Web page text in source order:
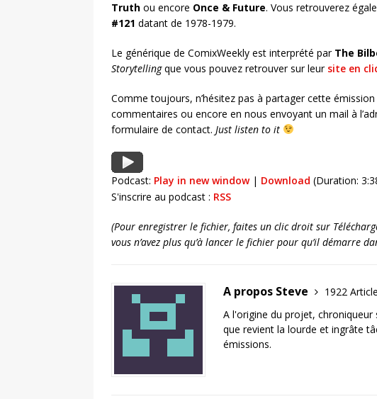
Truth ou encore Once & Future. Vous retrouverez
#121 datant de 1978-1979.
Le générique de ComixWeekly est interprété par The
Storytellingque vous pouvez retrouver sur leur site en
Comme toujours, n’hésitez pas à partager cette
commentaires ou encore en nous envoyant un mail à
formulaire de contact. Just listen to it
Podcast: Play in new window| Download (Duration:
S'inscrire au podcast : RSS
(Pour enregistrer le fichier, faites un clic droit sur
vous n’avez plus qu’à lancer le fichier pour qu’il démarre
A propos Steve
1922
A l'origine du projet,
que revient la lourde et ingrâte
émissions.